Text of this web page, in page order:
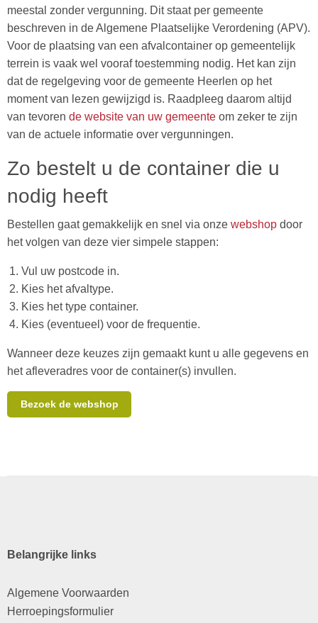
meestal zonder vergunning. Dit staat per gemeente
beschreven in de Algemene Plaatselijke Verordening (APV).
Voor de plaatsing van een afvalcontainer op gemeentelijk
terrein is vaak wel vooraf toestemming nodig. Het kan zijn
dat de regelgeving voor de gemeente Heerlen op het
moment van lezen gewijzigd is. Raadpleeg daarom altijd
van tevoren de website van uw gemeente om zeker te zijn
van de actuele informatie over vergunningen.
Zo bestelt u de container die u
nodig heeft
Bestellen gaat gemakkelijk en snel via onze webshop door
het volgen van deze vier simpele stappen:
Vul uw postcode in.
Kies het afvaltype.
Kies het type container.
Kies (eventueel) voor de frequentie.
Wanneer deze keuzes zijn gemaakt kunt u alle gegevens en
het afleveradres voor de container(s) invullen.
Bezoek de webshop
Belangrijke links
Algemene Voorwaarden
Herroepingsformulier